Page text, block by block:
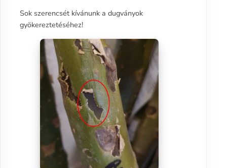
Sok szerencsét kívánunk a dugványok
gyökereztetéséhez!